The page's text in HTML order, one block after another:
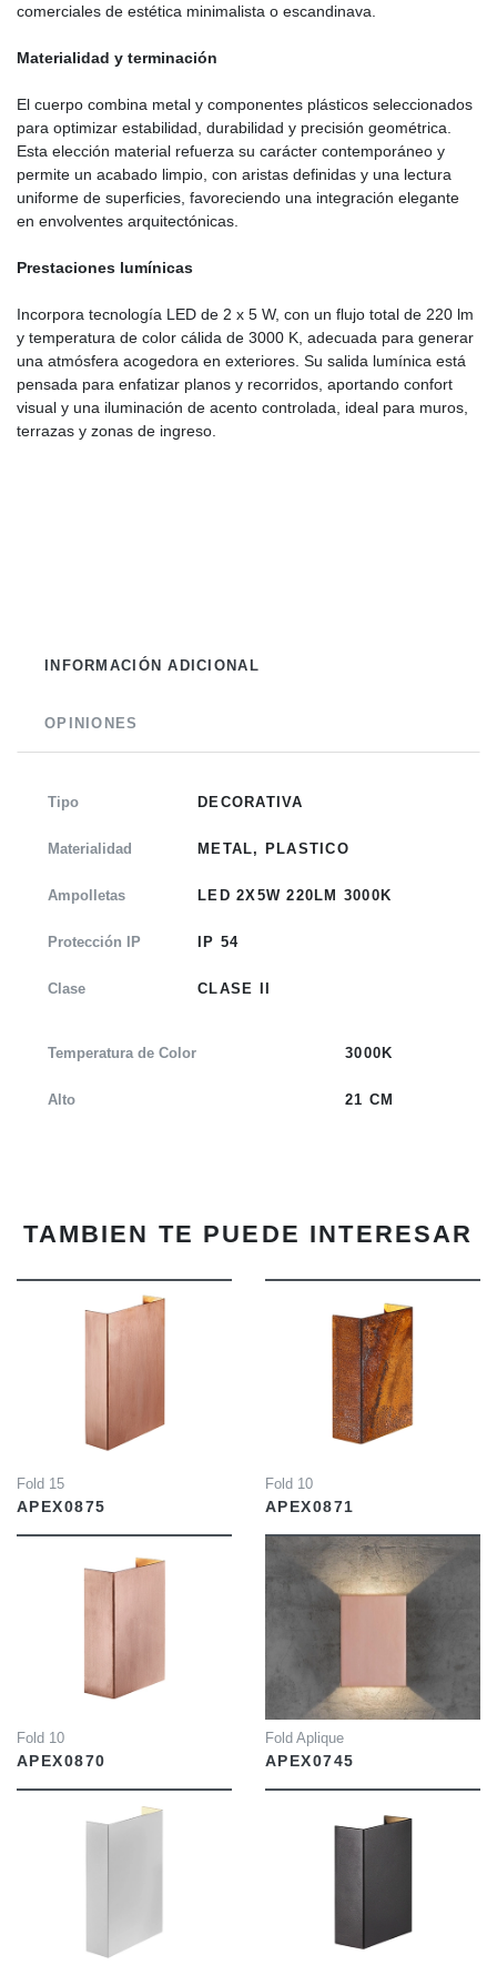
comerciales de estética minimalista o escandinava.
Materialidad y terminación
El cuerpo combina metal y componentes plásticos seleccionados
para optimizar estabilidad, durabilidad y precisión geométrica.
Esta elección material refuerza su carácter contemporáneo y
permite un acabado limpio, con aristas definidas y una lectura
uniforme de superficies, favoreciendo una integración elegante
en envolventes arquitectónicas.
Prestaciones lumínicas
Incorpora tecnología LED de 2 x 5 W, con un flujo total de 220 lm
y temperatura de color cálida de 3000 K, adecuada para generar
una atmósfera acogedora en exteriores. Su salida lumínica está
pensada para enfatizar planos y recorridos, aportando confort
visual y una iluminación de acento controlada, ideal para muros,
terrazas y zonas de ingreso.
INFORMACIÓN ADICIONAL
OPINIONES
Tipo DECORATIVA
Materialidad METAL, PLASTICO
Ampolletas LED 2X5W 220LM 3000K
Protección IP IP 54
Clase CLASE II
Temperatura de Color 3000K
Alto 21 CM
TAMBIEN TE PUEDE INTERESAR
Fold 15
APEX0875
INFO
Fold 10
APEX0871
Fold 10
APEX0870
Fold Aplique
APEX0745